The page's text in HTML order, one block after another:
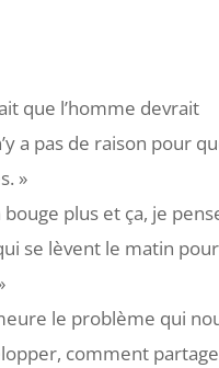
que l’homme devrait
a pas de raison pour
»
plus et ça, je
se lèvent le matin
le problème qui
comment